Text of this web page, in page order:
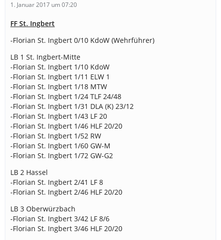
1. Januar 2017 um 07:20
FF St. Ingbert
-Florian St. Ingbert 0/10 KdoW (Wehrführer)
LB 1 St. Ingbert-Mitte
-Florian St. Ingbert 1/10 KdoW
-Florian St. Ingbert 1/11 ELW 1
-Florian St. Ingbert 1/18 MTW
-Florian St. Ingbert 1/24 TLF 24/48
-Florian St. Ingbert 1/31 DLA (K) 23/12
-Florian St. Ingbert 1/43 LF 20
-Florian St. Ingbert 1/46 HLF 20/20
-Florian St. Ingbert 1/52 RW
-Florian St. Ingbert 1/60 GW-M
-Florian St. Ingbert 1/72 GW-G2
LB 2 Hassel
-Florian St. Ingbert 2/41 LF 8
-Florian St. Ingbert 2/46 HLF 20/20
LB 3 Oberwürzbach
-Florian St. Ingbert 3/42 LF 8/6
-Florian St. Ingbert 3/46 HLF 20/20